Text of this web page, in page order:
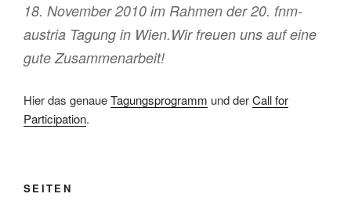
18. November 2010 im Rahmen der 20. fnm-
austria Tagung in Wien.Wir freuen uns auf eine
gute Zusammenarbeit!
Hier das genaueTagungsprogramm und derCall for
Participation.
SEITEN